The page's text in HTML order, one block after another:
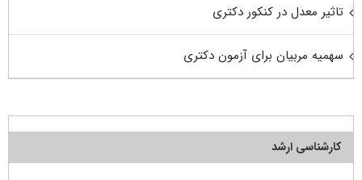
تاثیر معدل در کنکور دکتری
سهمیه مربیان برای آزمون دکتری
کارشناسی ارشد